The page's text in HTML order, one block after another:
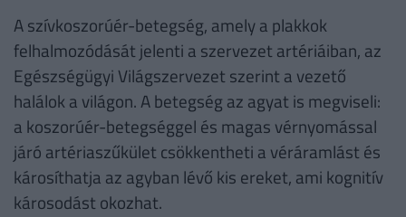
A szívkoszorúér-betegség, amely a plakkok
felhalmozódását jelenti a szervezet artériáiban, az
Egészségügyi Világszervezet szerint a vezető
halálok a világon. A betegség az agyat is megviseli:
a koszorúér-betegséggel és magas vérnyomással
járó artériaszűkület csökkentheti a véráramlást és
károsíthatja az agyban lévő kis ereket, ami kognitív
károsodást okozhat.